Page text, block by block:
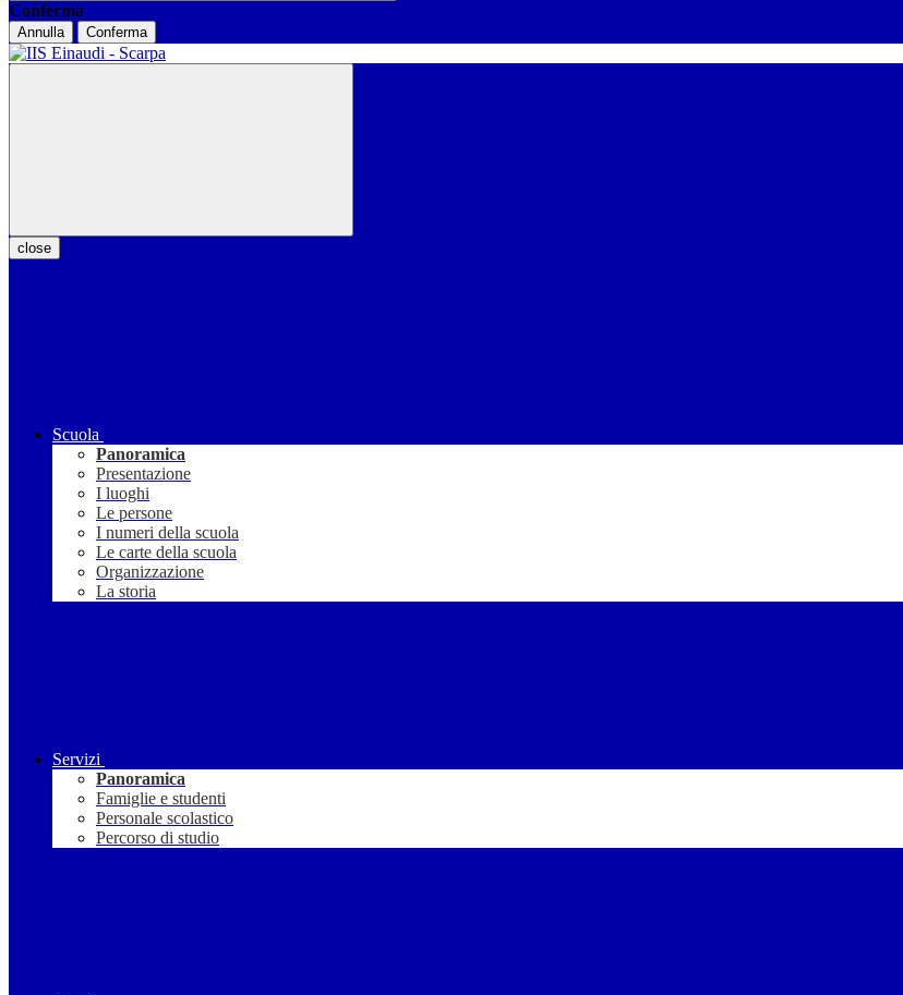
Conferma
Annulla Conferma
close
Scuola
Panoramica
Presentazione
I luoghi
Le persone
I numeri della scuola
Le carte della scuola
Organizzazione
La storia
Servizi
Panoramica
Famiglie e studenti
Personale scolastico
Percorso di studio